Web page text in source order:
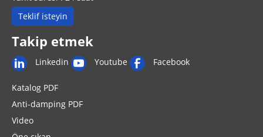
Teklif isteyin
Takip etmek
Linkedin Youtube Facebook
Katalog PDF
Anti-damping PDF
Video